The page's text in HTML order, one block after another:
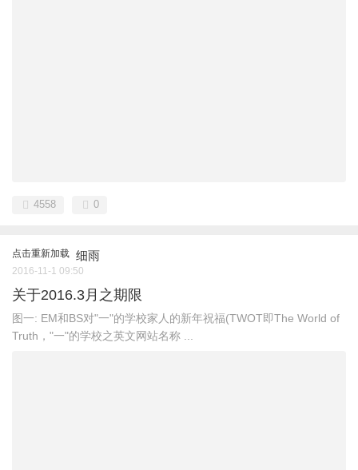
4558 0
点击重新加载 细雨
2016-11-1 09:50
关于2016.3月之期限
图一: EM和BS对"一"的学校家人的新年祝福(TWOT即The World of
Truth，"一"的学校之英文网站名称 ...